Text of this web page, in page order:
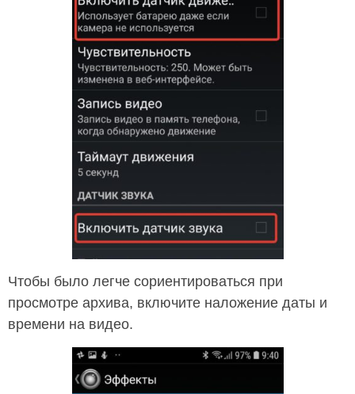
Чтобы было легче сориентироваться при
просмотре архива, включите наложение даты и
времени на видео.